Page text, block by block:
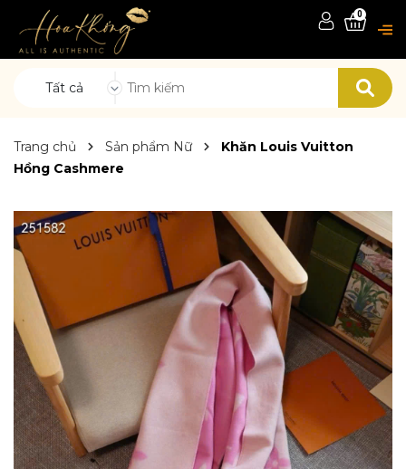
Tất cả
0
Trang chủ Sản phẩm Nữ
Khăn Louis Vuitton
Hồng Cashmere